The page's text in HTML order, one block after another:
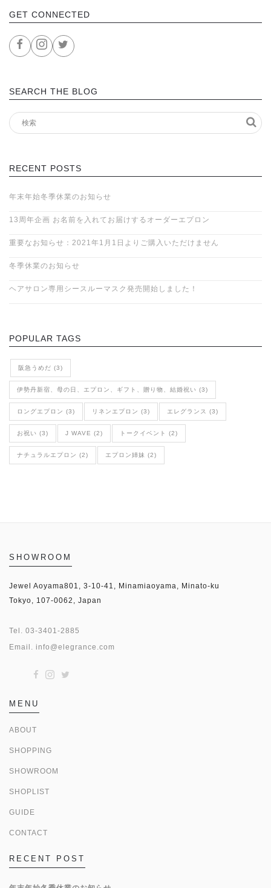
GET CONNECTED
SEARCH THE BLOG
RECENT POSTS
年末年始冬季休業のお知らせ
13周年企画 お名前を入れてお届けするオーダーエプロン
重要なお知らせ：2021年1月1日よりご購入いただけません
冬季休業のお知らせ
ヘアサロン専用シースルーマスク発売開始しました！
POPULAR TAGS
阪急うめだ (3)
伊勢丹新宿、母の日、エプロン、ギフト、贈り物、結婚祝い (3)
ロングエプロン (3) リネンエプロン (3) エレグランス (3)
お祝い (3) J WAVE (2) トークイベント (2)
ナチュラルエプロン (2) エプロン姉妹 (2)
SHOWROOM
Jewel Aoyama801, 3-10-41, Minamiaoyama, Minato-ku
Tokyo, 107-0062, Japan
Tel. 03-3401-2885
Email. info@elegrance.com
MENU
ABOUT
SHOPPING
SHOWROOM
SHOPLIST
GUIDE
CONTACT
RECENT POST